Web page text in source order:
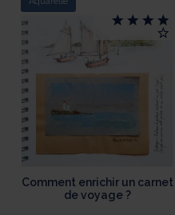
Comment enrichir un carnet
de voyage ?